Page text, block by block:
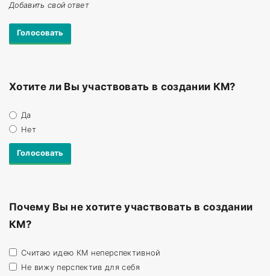
Добавить свой ответ
Хотите ли Вы участвовать в создании КМ?
Да
Нет
Почему Вы не хотите участвовать в создании
КМ?
Считаю идею КМ неперспективной
Не вижу перспектив для себя